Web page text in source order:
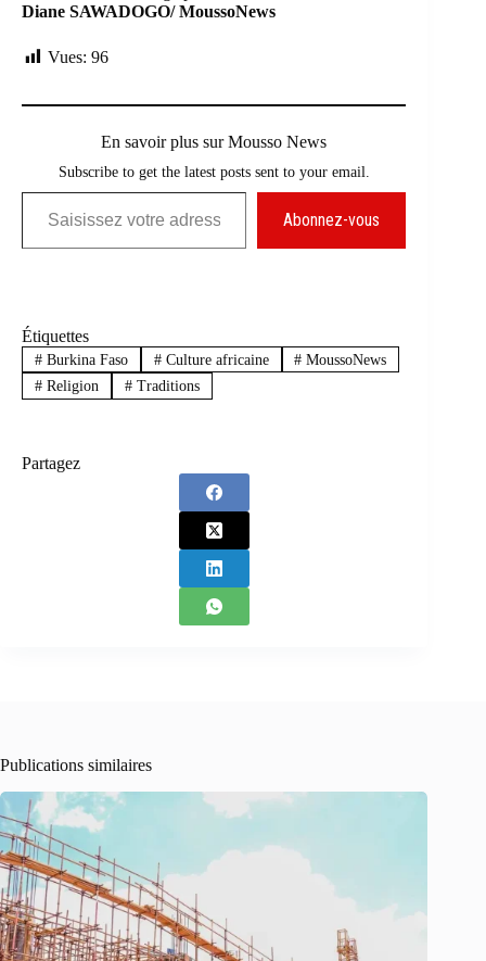
Diane SAWADOGO/ MoussoNews
Vues: 96
En savoir plus sur Mousso News
Subscribe to get the latest posts sent to your email.
Saisissez votre adresse e-mail…
Abonnez-vous
Étiquettes
#Burkina Faso #Culture africaine # MoussoNews
#Religion #Traditions
Partagez
Publications similaires